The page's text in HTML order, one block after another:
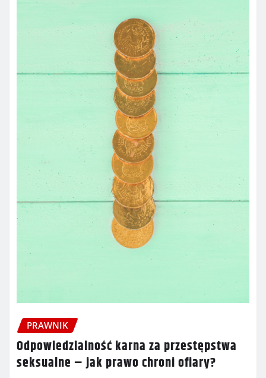
PRAWNIK
Odpowiedzialność karna za przestępstwa
seksualne – jak prawo chroni ofiary?